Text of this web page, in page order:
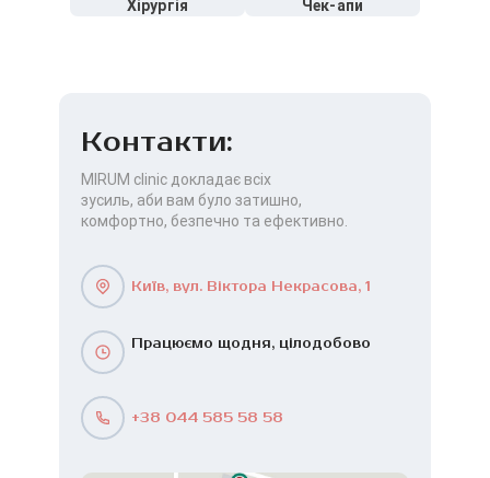
Хірургія Чек-апи
Контакти:
MIRUM clinic докладає всіх
зусиль, аби вам було затишно,
комфортно, безпечно та ефективно.
Київ, вул. Віктора Некрасова, 1
Працюємо щодня, цілодобово
+38 044 585 58 58